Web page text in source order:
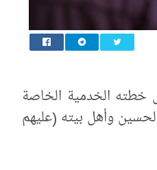
خطته الخدمية الخاصة
وأهل بيته (عليهم